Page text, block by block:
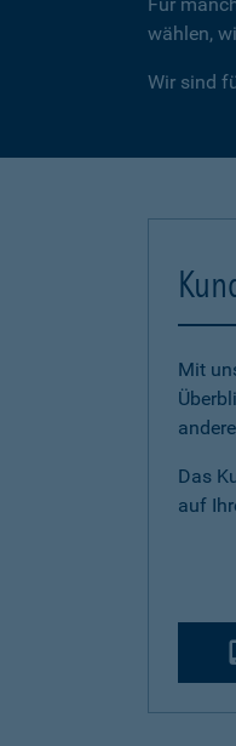
wählen,
Wir sind
Mit
Das
auf